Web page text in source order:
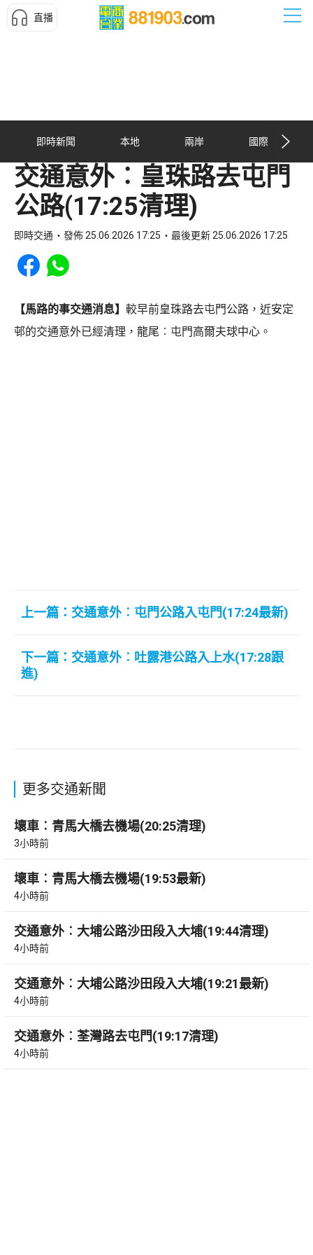
直播
即時新聞 本地 兩岸 國際
交通意外︰皇珠路去屯門
公路(17:25清理)
即時交通 發佈 25.06.2026 17:25 最後更新 25.06.2026 17:25
Share to Facebook
Share to WhatsApp
【馬路的事交通消息】 較早前皇珠路去屯門公路，近安定
邨的交通意外已經清理，龍尾︰屯門高爾夫球中心。
上一篇：交通意外︰屯門公路入屯門(17:24最新)
下一篇：交通意外︰吐露港公路入上水(17:28跟
進)
更多交通新聞
壞車︰青馬大橋去機場(20:25清理)
3小時前
壞車︰青馬大橋去機場(19:53最新)
4小時前
交通意外︰大埔公路沙田段入大埔(19:44清理)
4小時前
交通意外︰大埔公路沙田段入大埔(19:21最新)
4小時前
交通意外︰荃灣路去屯門(19:17清理)
4小時前